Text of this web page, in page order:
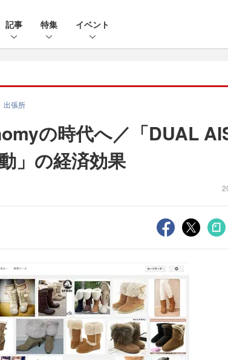
記事 特集 イベント
出張所
の時代へ／「DUAL
」の経済効果